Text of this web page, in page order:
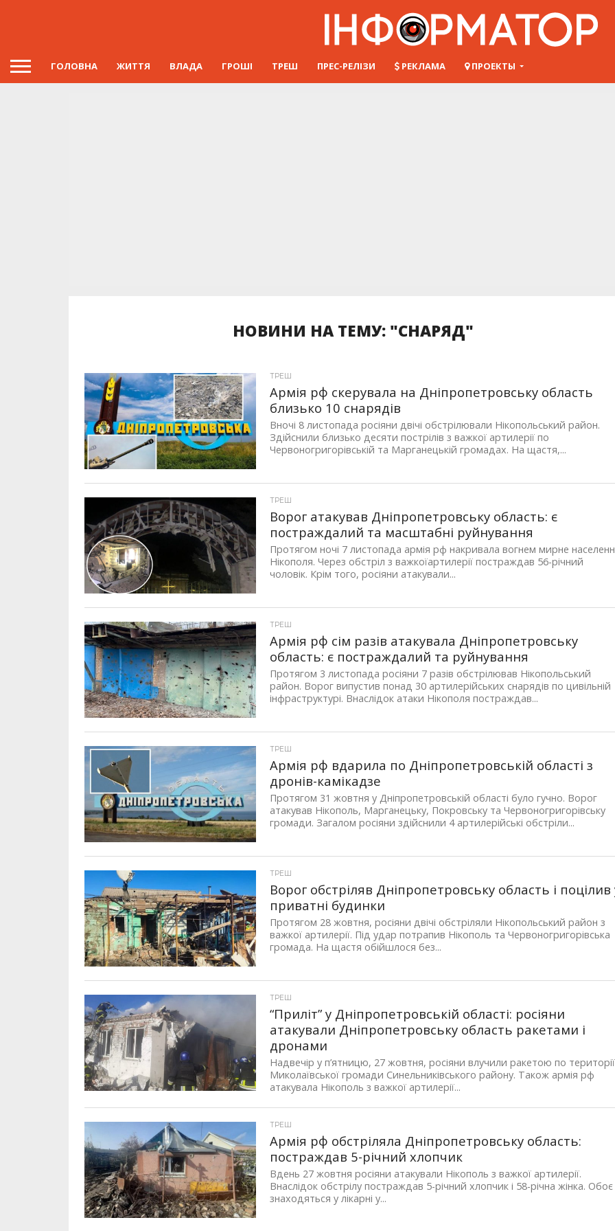
ГОЛОВНА ЖИТТЯ ВЛАДА ГРОШІ ТРЕШ ПРЕС-РЕЛІЗИ РЕКЛАМА ПРОЕКТЫ
НОВИНИ НА ТЕМУ: "СНАРЯД"
ТРЕШ
Армія рф скерувала на Дніпропетровську область
близько 10 снарядів
Вночі 8 листопада росіяни двічі обстрілювали Нікопольський район.
Здійснили близько десяти пострілів з важкої артилерії по
Червоногригорівській та Марганецькій громадах. На щастя,...
ТРЕШ
Ворог атакував Дніпропетровську область: є
постраждалий та масштабні руйнування
Протягом ночі 7 листопада армія рф накривала вогнем мирне
Нікополя. Через обстріл з важкоїартилерії постраждав 56-річний
чоловік. Крім того, росіяни атакували...
ТРЕШ
Армія рф сім разів атакувала Дніпропетровську
область: є постраждалий та руйнування
Протягом 3 листопада росіяни 7 разів обстрілював Нікопольський
район. Ворог випустив понад 30 артилерійських снарядів по цивільній
інфраструктурі. Внаслідок атаки Нікополя постраждав...
ТРЕШ
Армія рф вдарила по Дніпропетровській області з
дронів-камікадзе
Протягом 31 жовтня у Дніпропетровській області було гучно. Ворог
атакував Нікополь, Марганецьку, Покровську та Червоногригорівську
громади. Загалом росіяни здійснили 4 артилерійські обстріли...
ТРЕШ
Ворог обстріляв Дніпропетровську область і поцілив
приватні будинки
Протягом 28 жовтня, росіяни двічі обстріляли Нікопольський район з
важкої артилерії. Під удар потрапив Нікополь та Червоногригорівська
громада. На щастя обійшлося без...
ТРЕШ
“Приліт” у Дніпропетровській області: росіяни
атакували Дніпропетровську область ракетами і
дронами
Надвечір у п’ятницю, 27 жовтня, росіяни влучили ракетою по території
Миколаївської громади Синельниківського району. Також армія рф
атакувала Нікополь з важкої артилерії...
ТРЕШ
Армія рф обстріляла Дніпропетровську область:
постраждав 5-річний хлопчик
Вдень 27 жовтня росіяни атакували Нікополь з важкої артилерії.
Внаслідок обстрілу постраждав 5-річний хлопчик і 58-річна жінка. Обоє
знаходяться у лікарні у...